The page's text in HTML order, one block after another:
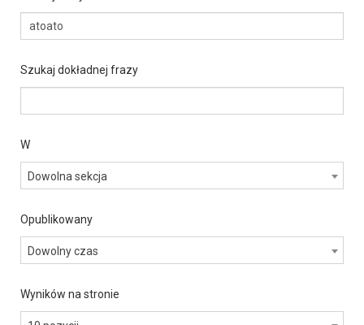
Szukaj dokładnej frazy
W
Dowolna sekcja
Opublikowany
Dowolny czas
Wyników na stronie